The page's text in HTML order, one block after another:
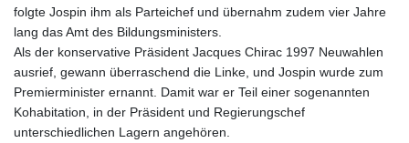
folgte Jospin ihm als Parteichef und übernahm zudem vier Jahre
lang das Amt des Bildungsministers.
Als der konservative Präsident Jacques Chirac 1997 Neuwahlen
ausrief, gewann überraschend die Linke, und Jospin wurde zum
Premierminister ernannt. Damit war er Teil einer sogenannten
Kohabitation, in der Präsident und Regierungschef
unterschiedlichen Lagern angehören.